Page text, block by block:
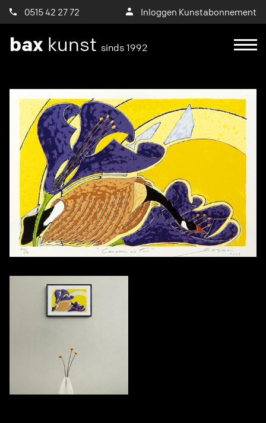
0515 42 27 72 Inloggen Kunstabonnement
bax kunst sinds 1992